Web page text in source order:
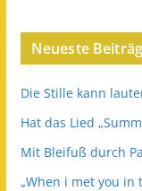
Neueste
Die Stille kann
Hat das Lied
Mit Bleifuß durch
„When i met you in